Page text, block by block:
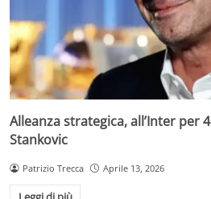
Alleanza strategica, all’Inter per
Stankovic
Patrizio Trecca Aprile 13, 2026